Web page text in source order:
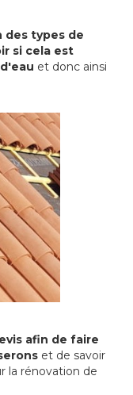
des types de
si cela est
et donc ainsi
afin de faire
et de savoir
la rénovation de